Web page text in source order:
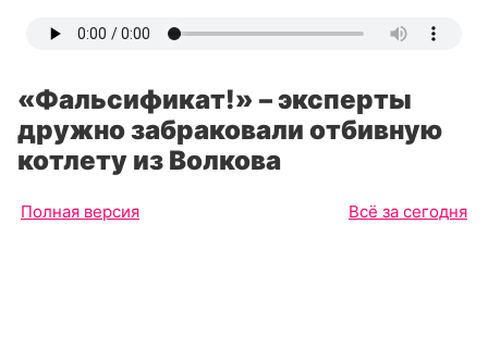
«Фальсификат!» – эксперты
дружно забраковали отбивную
котлету из Волкова
Полная версия Всё за сегодня